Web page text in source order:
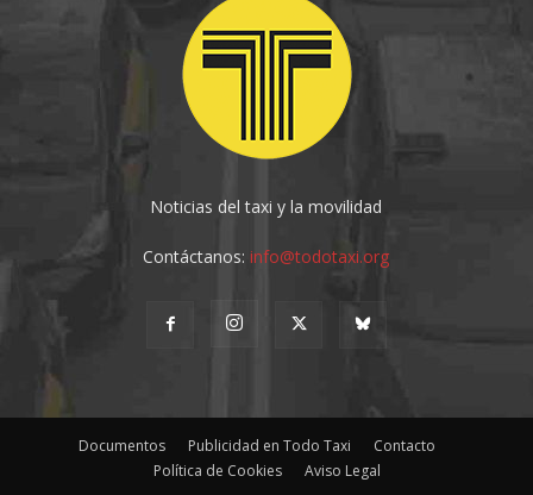
Noticias del taxi y la movilidad
Contáctanos:info@todotaxi.org
Documentos Publicidad en Todo Taxi
Contacto
Política de Cookies
Aviso Legal